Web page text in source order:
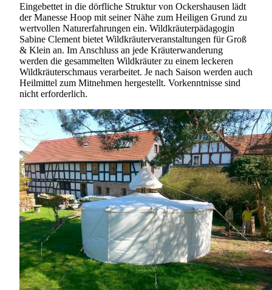
Eingebettet in die dörfliche Struktur von Ockershausen lädt
der Manesse Hoop mit seiner Nähe zum Heiligen Grund zu
wertvollen Naturerfahrungen ein. Wildkräuterpädagogin
Sabine Clement bietet Wildkräuterveranstaltungen für Groß
& Klein an. Im Anschluss an jede Kräuterwanderung
werden die gesammelten Wildkräuter zu einem leckeren
Wildkräuterschmaus verarbeitet. Je nach Saison werden auch
Heilmittel zum Mitnehmen hergestellt. Vorkenntnisse sind
nicht erforderlich.